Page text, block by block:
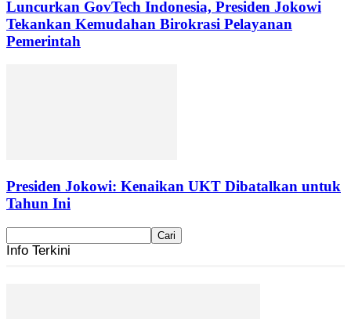
Luncurkan GovTech Indonesia, Presiden Jokowi
Tekankan Kemudahan Birokrasi Pelayanan
Pemerintah
Presiden Jokowi: Kenaikan UKT Dibatalkan untuk
Tahun Ini
Info Terkini